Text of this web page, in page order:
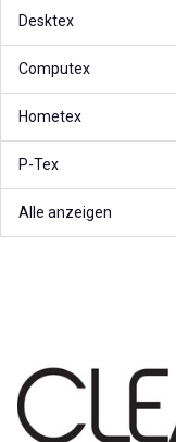
Desktex
Computex
Hometex
P-Tex
Alle anzeigen